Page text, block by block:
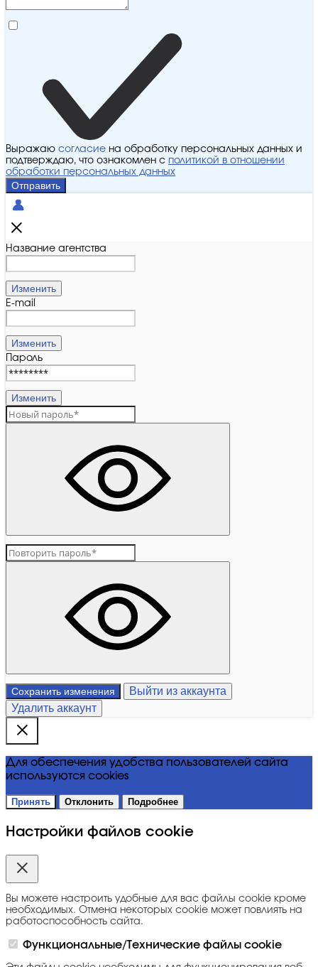
Выражаю согласие на обработку персональных данных и
подтверждаю, что ознакомлен с политикой в отношении
обработки персональных данных
Отправить
Название агентства
Изменить
E-mail
Изменить
Пароль
Изменить
Сохранить изменения
Выйти из аккаунта
Удалить аккаунт
Для обеспечения удобства пользователей сайта
используются cookies
Принять Отклонить Подробнее
Настройки файлов cookie
Вы можете настроить удобные для вас файлы cookie кроме
необходимых. Отмена некоторых cookie может повлиять на
работоспособность сайта.
Функциональные/Технические файлы cookie